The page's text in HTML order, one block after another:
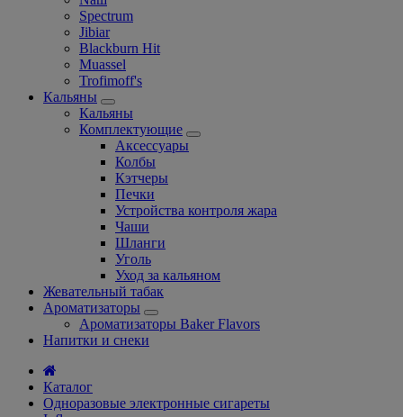
Spectrum
Jibiar
Blackburn Hit
Muassel
Trofimoff's
Кальяны
Кальяны
Комплектующие
Аксессуары
Колбы
Кэтчеры
Печки
Устройства контроля жара
Чаши
Шланги
Уголь
Уход за кальяном
Жевательный табак
Ароматизаторы
Ароматизаторы Baker Flavors
Напитки и снеки
Каталог
Одноразовые электронные сигареты